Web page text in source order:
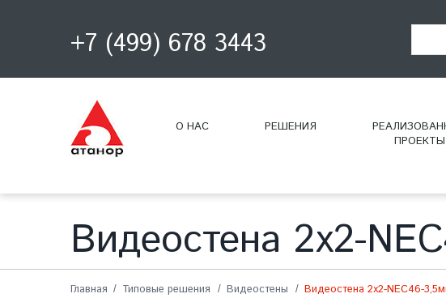
+7 (499) 678 3443
О НАС РЕШЕНИЯ
ПРОЕКТЫ
Видеостена 2х2-
Главная Типовые решения Видеостены Видеостена 2х2-NEC46-